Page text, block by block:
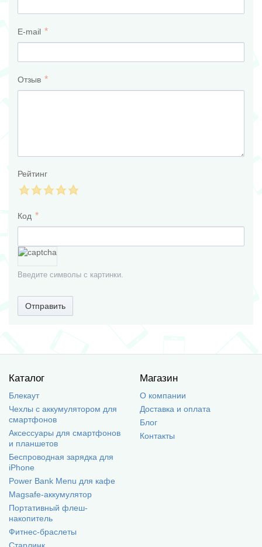
E-mail
Отзыв
Рейтинг
Код
Введите символы с картинки.
Отправить
Каталог
Блекаут
Чехлы с аккумулятором для
смартфонов
Аксессуары для смартфонов
и планшетов
Беспроводная зарядка для
iPhone
Power Bank Menu для кафе
Magsafe-аккумулятор
Портативный флеш-
накопитель
Фитнес-браслеты
Старлинк
Магазин
О компании
Доставка и оплата
Блог
Контакты